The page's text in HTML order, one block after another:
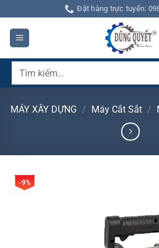
qua
dung
Đặt hàng trực tuyến:
Tìm
MÁY XÂY DỰNG / Máy Cắt Sắt /
-9%